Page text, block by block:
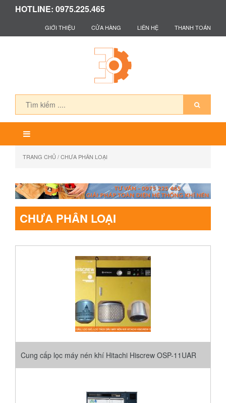
HOTLINE: 0975.225.465
GIỚI THIỆU CỬA HÀNG LIÊN HỆ THANH TOÁN
TRANG CHỦ / CHƯA PHÂN LOẠI
CHƯA PHÂN LOẠI
Cung cấp lọc máy nén khí Hitachi Hiscrew OSP-11UAR